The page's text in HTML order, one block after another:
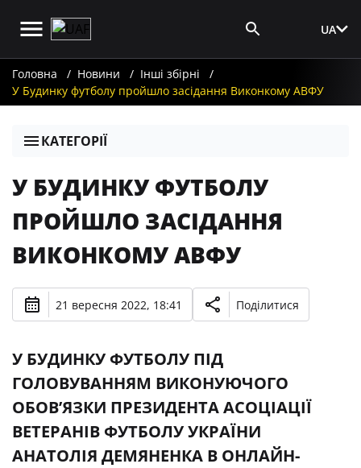
UA
Головна Новини
Інші збірні
У Будинку футболу пройшло засідання Виконкому АВФУ
КАТЕГОРІЇ
У БУДИНКУ ФУТБОЛУ
ПРОЙШЛО ЗАСІДАННЯ
ВИКОНКОМУ АВФУ
21 вересня 2022, 18:41 Поділитися
У БУДИНКУ ФУТБОЛУ ПІД
ГОЛОВУВАННЯМ ВИКОНУЮЧОГО
ОБОВ’ЯЗКИ ПРЕЗИДЕНТА АСОЦІАЦІЇ
ВЕТЕРАНІВ ФУТБОЛУ УКРАЇНИ
АНАТОЛІЯ ДЕМЯНЕНКА В ОНЛАЙН-